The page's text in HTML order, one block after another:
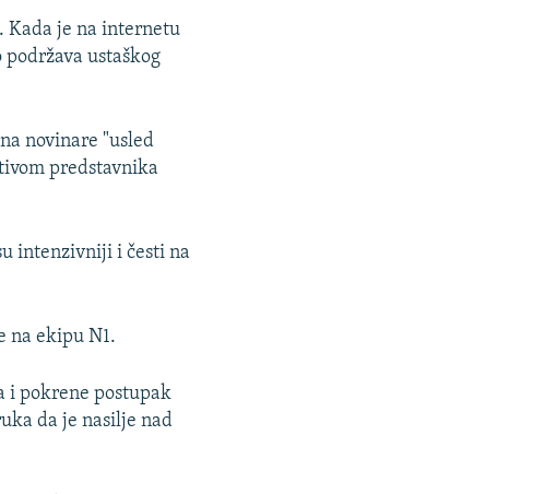
Kada je na internetu
ustaškog
novinare "usled
predstavnika
intenzivniji i česti na
na ekipu N1.
i pokrene postupak
da je nasilje nad